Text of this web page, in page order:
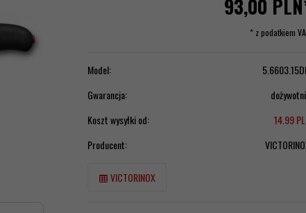
93,00
* z podatkiem
Model:
Gwarancja:
Koszt wysyłki od:
14.99
Producent:
VICTORINOX